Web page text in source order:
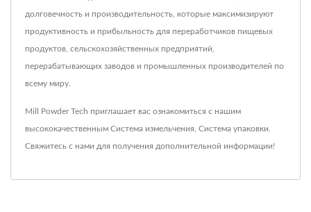
долговечность и производительность, которые максимизируют
продуктивность и прибыльность для переработчиков пищевых
продуктов, сельскохозяйственных предприятий,
перерабатывающих заводов и промышленных производителей по
всему миру.
Mill Powder Tech приглашает вас ознакомиться с нашим
высококачественным Система измельчения Система упаковки
Свяжитесь с нами для получения дополнительной информации!